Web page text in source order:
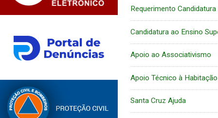
Requerimento
Candidatura ao Ensino
Apoio ao Associativismo
Apoio Técnico à Habitação
Santa Cruz Ajuda